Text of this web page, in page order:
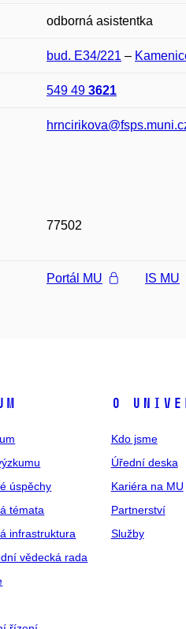
odborná asistentka
bud. E34/221 –
549 49 3621
77502
Portál MU IS MU
úspěchy
témata
infrastruktura
vědecká rada
O
Kdo jsme
Úřední deska
Kariéra na MU
Partnerství
Služby